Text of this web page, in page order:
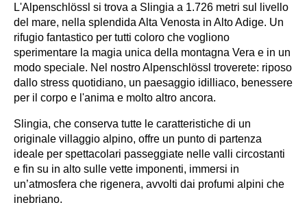
L'Alpenschlössl si trova a Slingia a 1.726 metri sul livello
del mare, nella splendida Alta Venosta in Alto Adige. Un
rifugio fantastico per tutti coloro che vogliono
sperimentare la magia unica della montagna Vera e in un
modo speciale. Nel nostro Alpenschlössl troverete: riposo
dallo stress quotidiano, un paesaggio idilliaco, benessere
per il corpo e l'anima e molto altro ancora.
Slingia, che conserva tutte le caratteristiche di un
originale villaggio alpino, offre un punto di partenza
ideale per spettacolari passeggiate nelle valli circostanti
e fin su in alto sulle vette imponenti, immersi in
un’atmosfera che rigenera, avvolti dai profumi alpini che
inebriano.